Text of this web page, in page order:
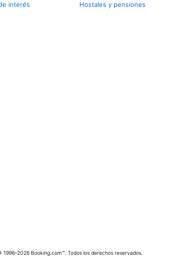
interés
Hostales y pensiones
Booking.com™. Todos los derechos reservados.